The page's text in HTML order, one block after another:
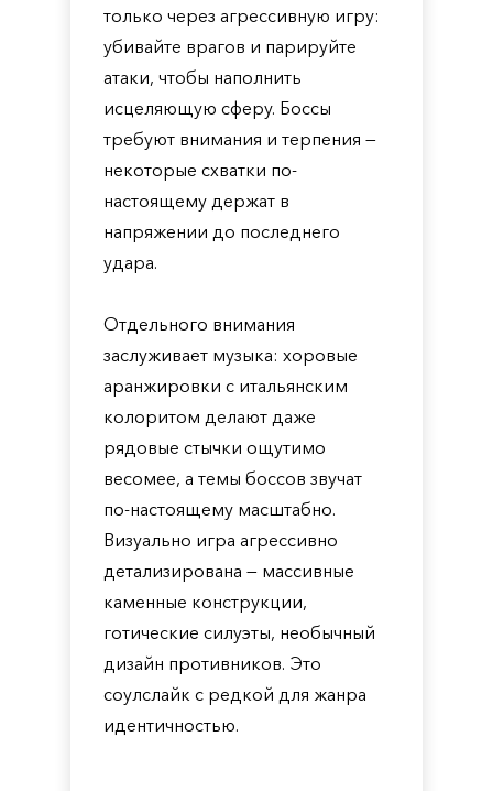
только через агрессивную игру:
убивайте врагов и парируйте
атаки, чтобы наполнить
исцеляющую сферу. Боссы
требуют внимания и терпения —
некоторые схватки по-
настоящему держат в
напряжении до последнего
удара.
Отдельного внимания
заслуживает музыка: хоровые
аранжировки с итальянским
колоритом делают даже
рядовые стычки ощутимо
весомее, а темы боссов звучат
по-настоящему масштабно.
Визуально игра агрессивно
детализирована — массивные
каменные конструкции,
готические силуэты, необычный
дизайн противников. Это
соулслайк с редкой для жанра
идентичностью.